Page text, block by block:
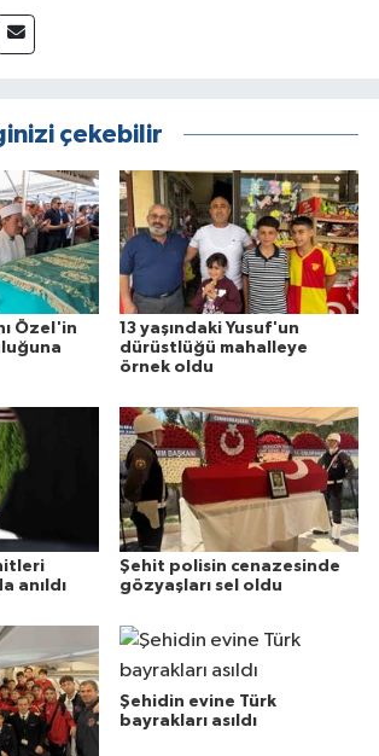
çekebilir
Özel'in
13 yaşındaki Yusuf'un
dürüstlüğü mahalleye
örnek oldu
anıldı
Şehit polisin cenazesinde
gözyaşları sel oldu
Şehidin evine Türk
bayrakları asıldı